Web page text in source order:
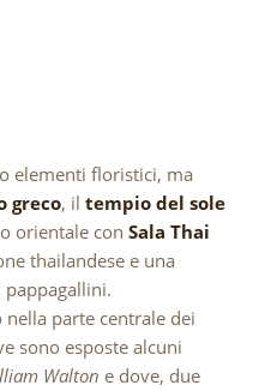
elementi floristici, ma
greco, il tempio del sole
orientale con Sala Thai
thailandese e una
pappagallini.
parte centrale dei
sono esposte alcuni
Walton e dove, due